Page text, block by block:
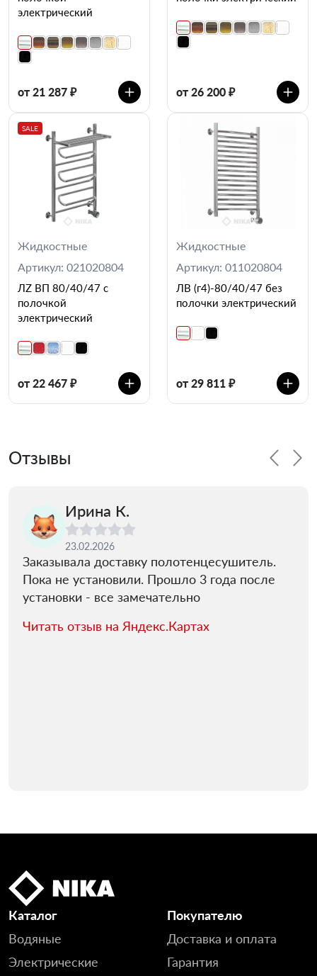
электрический
от 21 287 ₽ от 26 200 ₽
SALE
Жидкостные
Артикул: 021020804
ЛZ ВП 80/40/47 с
полочкой
электрический
от 22 467 ₽
Жидкостные
Артикул: 011020804
ЛВ (г4)-80/40/47 без
полочки электрический
от 29 811 ₽
Отзывы
Ирина К.
23.02.2026
Заказывала доставку полотенцесушитель.
Пока не установили. Прошло 3 года после
установки - все замечательно
Читать отзыв на Яндекс.Картах
Каталог
Водяные
Электрические
Покупателю
Доставка и оплата
Гарантия